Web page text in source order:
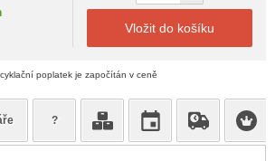
Vložit do košíku
poplatek je započítán v ceně
?